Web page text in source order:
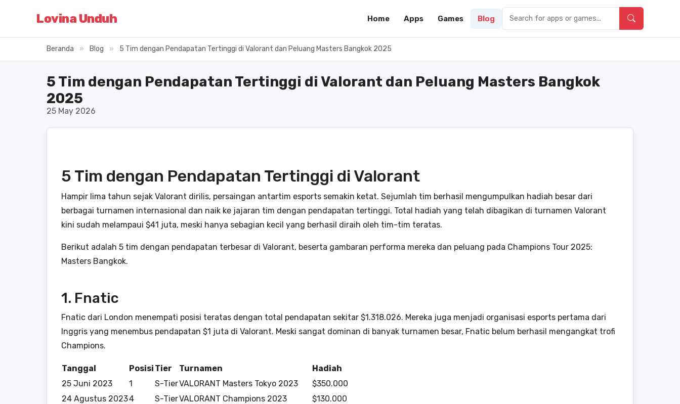
Lovina Unduh Home Apps Games Blog
Beranda » Blog » 5 Tim dengan Pendapatan Tertinggi di Valorant dan Peluang Masters Bangkok 2025
5 Tim dengan Pendapatan Tertinggi di Valorant dan Peluang Masters Bangkok
2025
25 May 2026
5 Tim dengan Pendapatan Tertinggi di Valorant
Hampir lima tahun sejak Valorant dirilis, persaingan antartim esports semakin ketat. Sejumlah tim berhasil mengumpulkan hadiah besar dari
berbagai turnamen internasional dan naik ke jajaran tim dengan pendapatan tertinggi. Total hadiah yang telah dibagikan di turnamen Valorant
kini sudah melampaui $41 juta, meski hanya sebagian kecil yang berhasil diraih oleh tim-tim teratas.
Berikut adalah 5 tim dengan pendapatan terbesar di Valorant, beserta gambaran performa mereka dan peluang pada Champions Tour 2025:
Masters Bangkok.
1. Fnatic
Fnatic dari London menempati posisi teratas dengan total pendapatan sekitar $1.318.026. Mereka juga menjadi organisasi esports pertama dari
Inggris yang menembus pendapatan $1 juta di Valorant. Meski sangat dominan di banyak turnamen besar, Fnatic belum berhasil mengangkat trofi
Champions.
Tanggal Posisi Tier Turnamen
Hadiah
25 Juni 2023
1 S-TierVALORANT Masters Tokyo 2023
$350.000
24 Agustus 20234 S-TierVALORANT Champions 2023
$130.000